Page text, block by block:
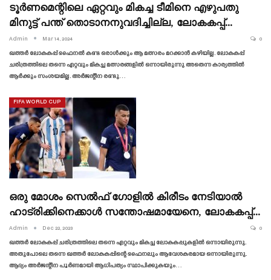
ടൂർണമെന്റിലെ ഏറ്റവും മികച്ച ടീമിനെ എഴുപതു
മിനുട്ട് പന്ത് തൊടാനനുവദിച്ചില്ല, ലോകകപ്പ്…
Admin Mar 14, 2024 0
ഖത്തർ ലോകകപ്പ് ഫൈനൽ കണ്ട ഒരാൾക്കും ആ മത്സരം മറക്കാൻ കഴിയില്ല. ലോകകപ്പ്
ചരിത്രത്തിലെ തന്നെ ഏറ്റവും മികച്ച മത്സരങ്ങളിൽ ഒന്നായിരുന്നു അതെന്ന കാര്യത്തിൽ
ആർക്കും സംശയമില്ല. അർജന്റീന രണ്ടു…
FIFA WORLD CUP
ഒരു മോശം സെൽഫ് ഗോളിൽ കിരീടം നേടിയാൽ
ഹാട്രിക്കിനെക്കാൾ സന്തോഷമായേനെ, ലോകകപ്പ്…
Admin Dec 22, 2023 0
ഖത്തർ ലോകകപ്പ് ചരിത്രത്തിലെ തന്നെ ഏറ്റവും മികച്ച ലോകകപ്പുകളിൽ ഒന്നായിരുന്നു.
അതുപോലെ തന്നെ ഖത്തർ ലോകകപ്പിന്റെ ഫൈനലും ആവേശകരമായ ഒന്നായിരുന്നു.
ആദ്യം അർജന്റീന പൂർണമായി ആധിപത്യം സ്ഥാപിക്കുകയും…